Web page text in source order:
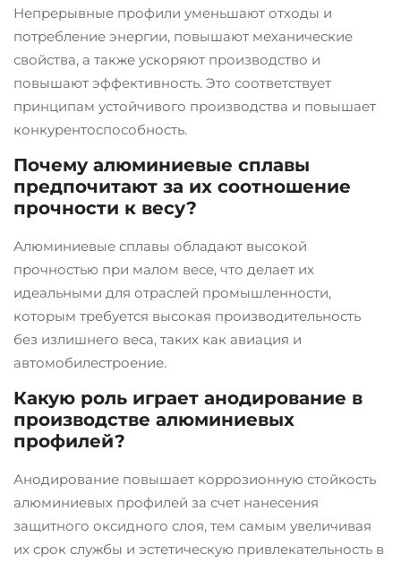
Непрерывные профили уменьшают отходы и
потребление энергии, повышают механические
свойства, а также ускоряют производство и
повышают эффективность. Это соответствует
принципам устойчивого производства и повышает
конкурентоспособность.
Почему алюминиевые сплавы
предпочитают за их соотношение
прочности к весу?
Алюминиевые сплавы обладают высокой
прочностью при малом весе, что делает их
идеальными для отраслей промышленности,
которым требуется высокая производительность
без излишнего веса, таких как авиация и
автомобилестроение.
Какую роль играет анодирование в
производстве алюминиевых
профилей?
Анодирование повышает коррозионную стойкость
алюминиевых профилей за счет нанесения
защитного оксидного слоя, тем самым увеличивая
их срок службы и эстетическую привлекательность в